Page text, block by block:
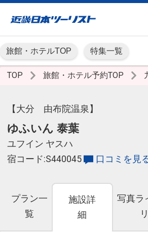
旅館・ホテルTOP 特集一覧
TOP 旅館・ホテル予約TOP
【大分 由布院温泉】
ゆふいん 泰葉
ユフイン ヤスハ
宿コード:S440045
口コミを見
プラン一
覧
施設詳
細
写真ラ
リ